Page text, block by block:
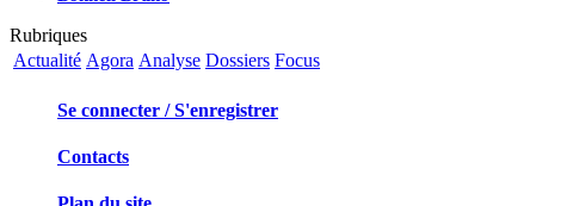
Rubriques
Actualité Agora Analyse Dossiers Focus
Se connecter / S'enregistrer
Contacts